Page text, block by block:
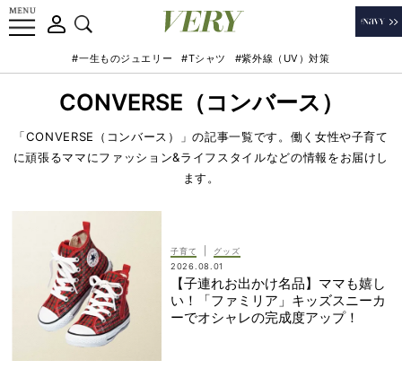
#一生ものジュエリー #Tシャツ #紫外線（UV）対策
CONVERSE（コンバース）
「CONVERSE（コンバース）」の記事一覧です。働く女性や子育て
に頑張るママにファッション&ライフスタイルなどの情報をお届けし
ます。
子育て
グッズ
2026.08.01
【子連れお出かけ名品】ママも嬉し
い！「ファミリア」キッズスニーカ
ーでオシャレの完成度アップ！